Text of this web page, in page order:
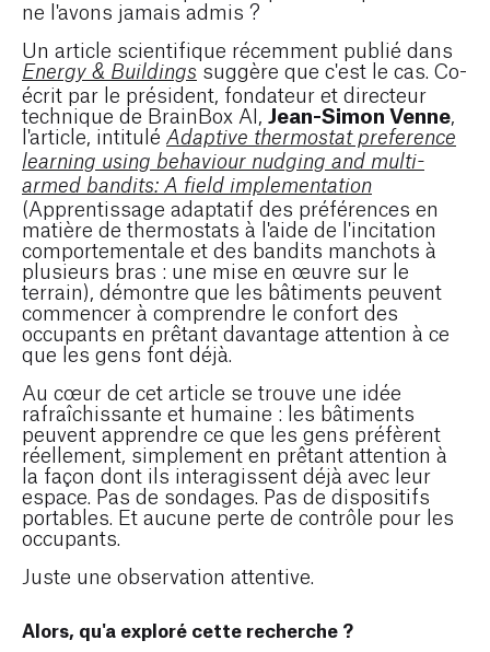
ne l'avons jamais admis ?
Un article scientifique récemment publié dans
Energy & Buildingssuggère que c'est le cas. Co-
écrit par le président, fondateur et directeur
technique de BrainBox AI, Jean-Simon Venne,
l'article, intitulé Adaptive thermostat preference
learning using behaviour nudging and multi-
armed bandits: A field implementation
(Apprentissage adaptatif des préférences en
matière de thermostats à l'aide de l'incitation
comportementale et des bandits manchots à
plusieurs bras : une mise en œuvre sur le
terrain), démontre que les bâtiments peuvent
commencer à comprendre le confort des
occupants en prêtant davantage attention à ce
que les gens font déjà.
Au cœur de cet article se trouve une idée
rafraîchissante et humaine : les bâtiments
peuvent apprendre ce que les gens préfèrent
réellement, simplement en prêtant attention à
la façon dont ils interagissent déjà avec leur
espace. Pas de sondages. Pas de dispositifs
portables. Et aucune perte de contrôle pour les
occupants.
Juste une observation attentive.
Alors, qu'a exploré cette recherche ?